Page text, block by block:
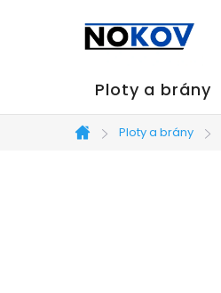
Ploty a brány
Domů
Ploty a brány